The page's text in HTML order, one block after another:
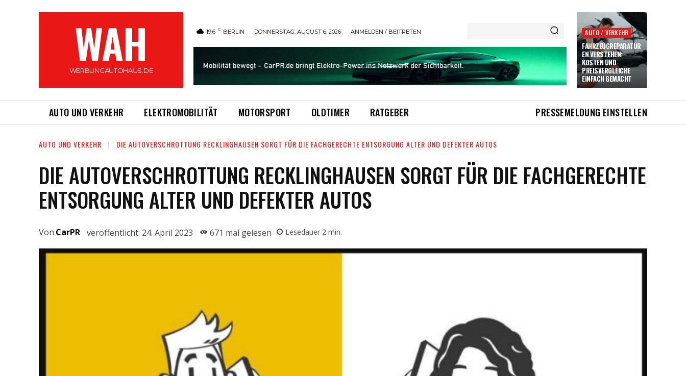
WAH
WERBUNGAUTOHAUS.DE
19.6 C BERLIN DONNERSTAG, AUGUST 6, 2026 ANMELDEN / BEITRETEN AUTO / VERKEHR
FAHRZEUGREPARATUR
EN VERSTEHEN:
KOSTEN UND
PREISVERGLEICHE
EINFACH GEMACHT
AUTO UND VERKEHR ELEKTROMOBILITÄT MOTORSPORT OLDTIMER RATGEBER PRESSEMELDUNG EINSTELLEN
AUTO UND VERKEHR DIE AUTOVERSCHROTTUNG RECKLINGHAUSEN SORGT FÜR DIE FACHGERECHTE ENTSORGUNG ALTER UND DEFEKTER AUTOS
DIE AUTOVERSCHROTTUNG RECKLINGHAUSEN SORGT FÜR DIE FACHGERECHTE
ENTSORGUNG ALTER UND DEFEKTER AUTOS
Von CarPR veröffentlicht: 24. April 2023 671 mal gelesen Lesedauer 2 min.